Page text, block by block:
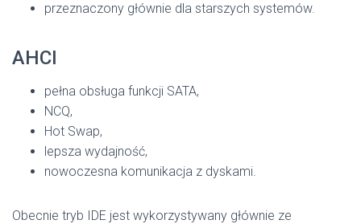
przeznaczony głównie dla starszych systemów.
AHCI
pełna obsługa funkcji SATA,
NCQ,
Hot Swap,
lepsza wydajność,
nowoczesna komunikacja z dyskami.
Obecnie tryb IDE jest wykorzystywany głównie ze